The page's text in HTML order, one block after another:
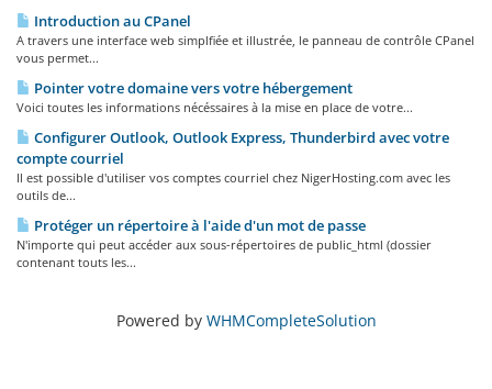
Introduction au CPanel
A travers une interface web simplfiée et illustrée, le panneau de contrôle CPanel
vous permet...
Pointer votre domaine vers votre hébergement
Voici toutes les informations nécéssaires à la mise en place de votre...
Configurer Outlook, Outlook Express, Thunderbird avec votre
compte courriel
Il est possible d'utiliser vos comptes courriel chez NigerHosting.com avec les
outils de...
Protéger un répertoire à l'aide d'un mot de passe
N'importe qui peut accéder aux sous-répertoires de public_html (dossier
contenant touts les...
Powered by WHMCompleteSolution